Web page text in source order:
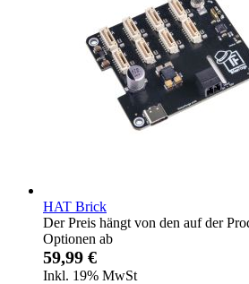
HAT Brick
Der Preis hängt von den auf der
Optionen ab
59,99 €
Inkl. 19% MwSt